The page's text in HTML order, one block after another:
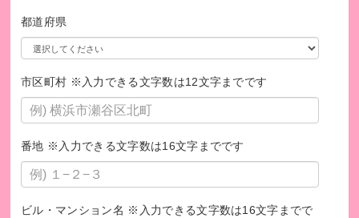
都道府県
市区町村 ※入力できる文字数は12文字までです
番地 ※入力できる文字数は16文字までです
ビル・マンション名 ※入力できる文字数は16文字までで